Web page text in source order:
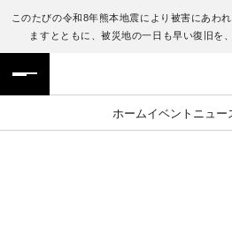
このたびの令和8年熊本地震により被害にあわ
ますとともに、被災地の一日も早い復旧を
ホームイベント ニュー
フロアガイド
施設案内・アクセス
ENGLISH
繁体字